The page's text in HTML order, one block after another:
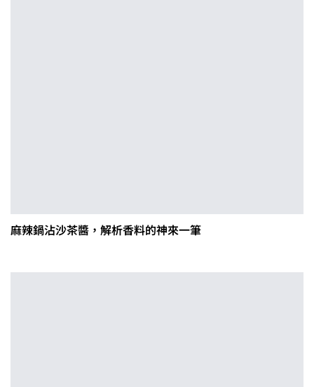
麻辣鍋沾沙茶醬，解析香料的神來一筆